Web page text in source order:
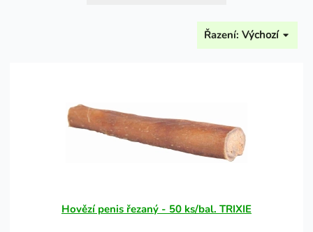
Řazení: Výchozí
Hovězí penis řezaný - 50 ks/bal. TRIXIE